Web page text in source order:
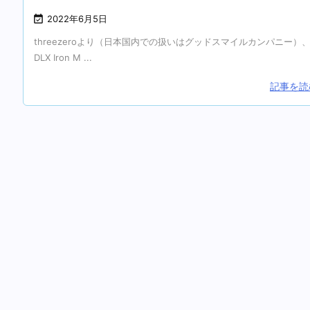
 2022年6月5日
threezeroより（日本国内での扱いはグッドスマイルカンパニー）、
DLX Iron M ...
記事を